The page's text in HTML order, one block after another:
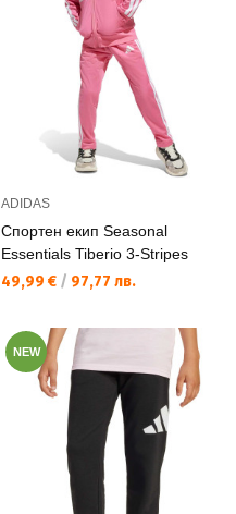
ADIDAS
Спортен екип Seasonal
Essentials Tiberio 3-Stripes
Текуща цена:
49,99 € / 97,77 лв.
NEW